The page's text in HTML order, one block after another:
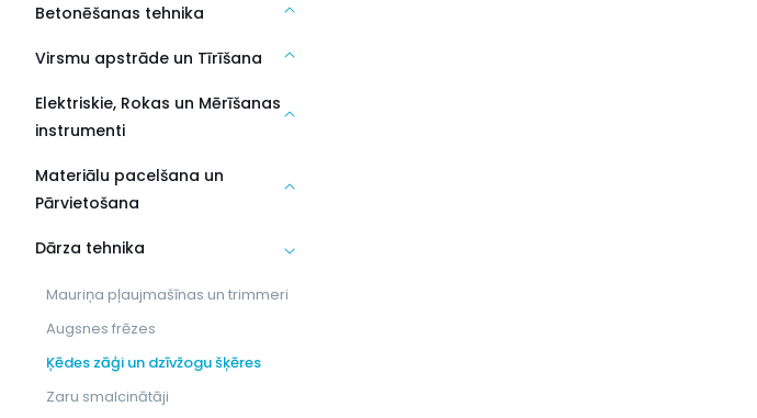
Betonēšanas tehnika
Virsmu apstrāde un Tīrīšana
Elektriskie, Rokas un Mērīšanas
instrumenti
Materiālu pacelšana un
Pārvietošana
Dārza tehnika
Mauriņa pļaujmašīnas un trimmeri
Augsnes frēzes
Ķēdes zāģi un dzīvžogu šķēres
Zaru smalcinātāji